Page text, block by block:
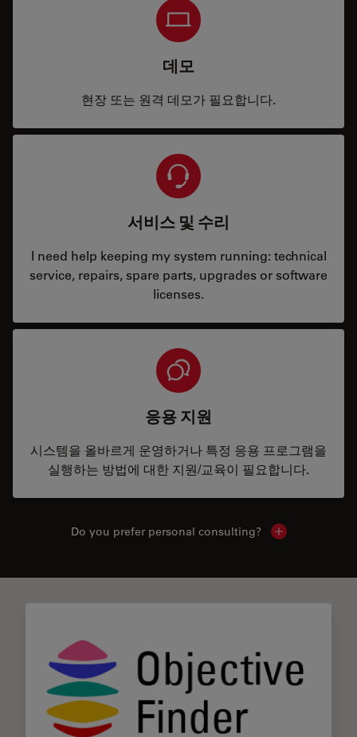
데모
현장 또는 원격 데모가 필요합니다.
서비스 및 수리
I need help keeping my system running: technical
service, repairs, spare parts, upgrades or software
licenses.
응용 지원
시스템을 올바르게 운영하거나 특정 응용 프로그램을
실행하는 방법에 대한 지원/교육이 필요합니다.
Do you prefer personal consulting? Show local